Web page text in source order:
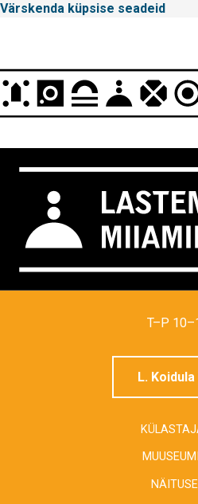
Värskenda küpsise seadeid
Peamenüü
T–P
L. Koidula